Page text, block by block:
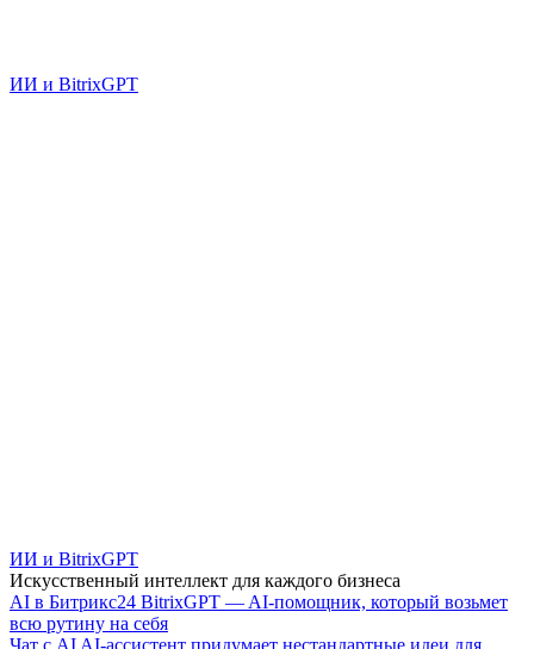
ИИ и BitrixGPT
ИИ и BitrixGPT
Искусственный интеллект для каждого бизнеса
AI в Битрикс24 BitrixGPT — AI-помощник, который возьмет
всю рутину на себя